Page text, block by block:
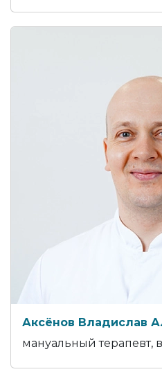
Аксёнов Владислав
мануальный терапевт,